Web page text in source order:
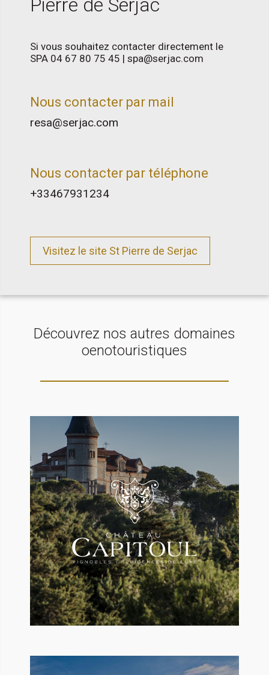
Pierre de Serjac
Si vous souhaitez contacter directement le
SPA 04 67 80 75 45 | spa@serjac.com
Nous contacter par mail
resa@serjac.com
Nous contacter par téléphone
+33467931234
Visitez le site St Pierre de Serjac
Découvrez nos autres domaines
oenotouristiques